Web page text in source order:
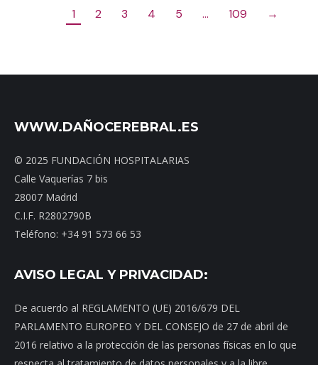
1 2 3 4 5 … 109 →
WWW.DAÑOCEREBRAL.ES
© 2025 FUNDACIÓN HOSPITALARIAS
Calle Vaquerías 7 bis
28007 Madrid
C.I.F. R2802790B
Teléfono: +34 91 573 66 53
AVISO LEGAL Y PRIVACIDAD:
De acuerdo al REGLAMENTO (UE) 2016/679 DEL
PARLAMENTO EUROPEO Y DEL CONSEJO de 27 de abril de
2016 relativo a la protección de las personas físicas en lo que